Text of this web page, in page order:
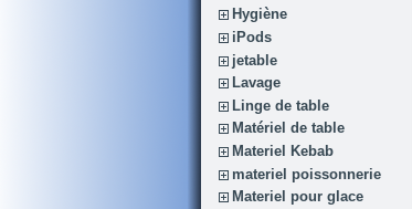
Hygiène
iPods
jetable
Lavage
Linge de table
Matériel de table
Materiel Kebab
materiel poissonnerie
Materiel pour glace